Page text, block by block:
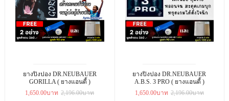
ยางปิงปอง DR.NEUBAUER
GORILLA ( ยางแอนตี้ )
1,650.00บาท 2,196.00บาท
ยางปิงปอง DR.NEUBAUER
A.B.S. 3 PRO ( ยางแอนตี้ )
1,650.00บาท 2,196.00บาท